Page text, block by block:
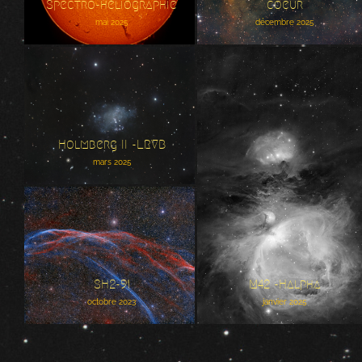
coeur
décembre 2025
Spectro-héliographie
mai 2025
Holmberg II -LRVB
Holmberg II -LRVB
mars 2025
M42 -Halpha
M42 -Halpha
janvier 2025
SH2-91
SH2-91
octobre 2023